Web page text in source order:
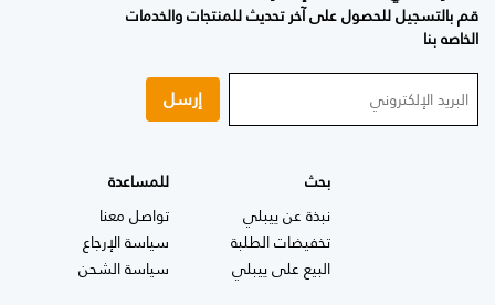
قم بالتسجيل للحصول على آخر تحديث للمنتجات والخدمات
الخاصه بنا
إرسل
بحث
نبذة عن ييبلي
تخفيضات الطلبة
البيع على ييبلي
للمساعدة
تواصل معنا
سياسة الإرجاع
سياسة الشحن